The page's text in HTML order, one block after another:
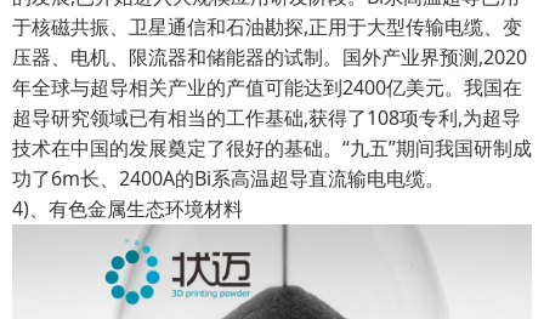
于核磁共振、卫星通信和石油勘探,正用于大型传输电缆、变
压器、电机、限流器和储能器的试制。国外产业界预测,2020
年全球与超导相关产业的产值可能达到2400亿美元。我国在
超导研究领域已有相当的工作基础,获得了108项专利,为超导
技术在中国的发展奠定了很好的基础。“九五”期间我国研制成
功了6m长、2400A的Bi系高温超导直流输电电缆。
4)、有色金属生态环境材料